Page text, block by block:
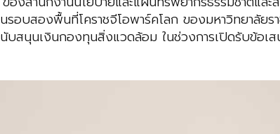
อบสองพื้นที่โคราชจีโอพาร์คโลก ของมหาวิทยาลัยร
นับสนุนเงินกองทุนสิ่งแวดล้อม ในช่วงการเปิดรับข้อ